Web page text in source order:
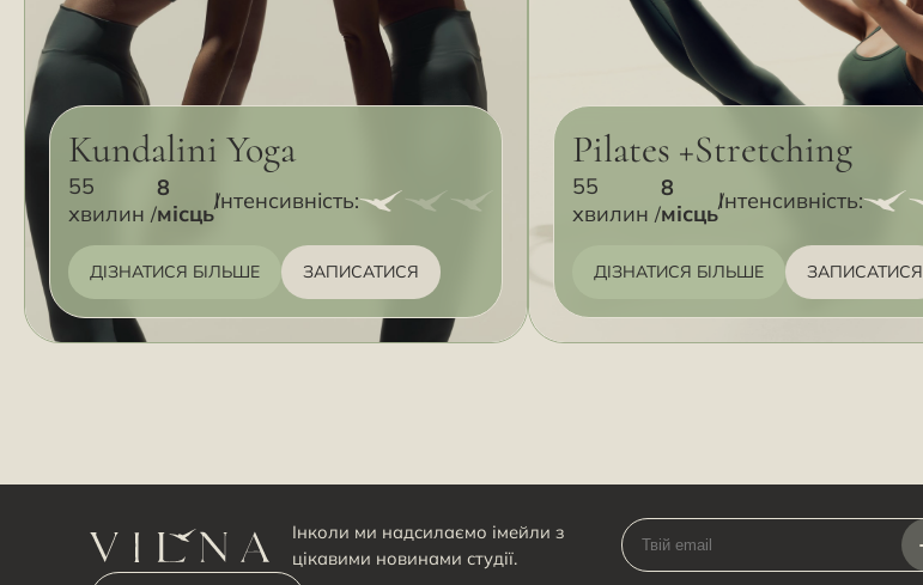
Kundalini Yoga
55
хвилин
8
місцьІнтенсивність:
ДІЗНАТИСЯ БІЛЬШЕ ЗАПИСАТИСЯ
Pilates +Stretching
55
хвилин
8
місцьІнтенсивність:
ДІЗНАТИСЯ БІЛЬШЕ ЗАПИСАТИСЯ
Інколи ми надсилаємо імейли з
цікавими новинами студії.